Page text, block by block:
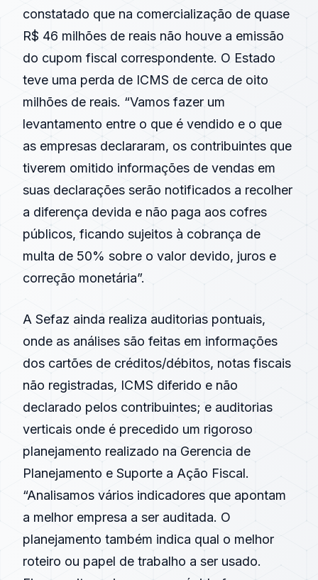
constatado que na comercialização de quase
R$ 46 milhões de reais não houve a emissão
do cupom fiscal correspondente. O Estado
teve uma perda de ICMS de cerca de oito
milhões de reais. “Vamos fazer um
levantamento entre o que é vendido e o que
as empresas declararam, os contribuintes que
tiverem omitido informações de vendas em
suas declarações serão notificados a recolher
a diferença devida e não paga aos cofres
públicos, ficando sujeitos à cobrança de
multa de 50% sobre o valor devido, juros e
correção monetária”.
A Sefaz ainda realiza auditorias pontuais,
onde as análises são feitas em informações
dos cartões de créditos/débitos, notas fiscais
não registradas, ICMS diferido e não
declarado pelos contribuintes; e auditorias
verticais onde é precedido um rigoroso
planejamento realizado na Gerencia de
Planejamento e Suporte a Ação Fiscal.
“Analisamos vários indicadores que apontam
a melhor empresa a ser auditada. O
planejamento também indica qual o melhor
roteiro ou papel de trabalho a ser usado.